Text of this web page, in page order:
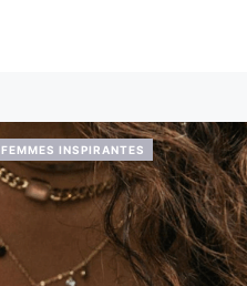
FEMMES INSPIRANTES